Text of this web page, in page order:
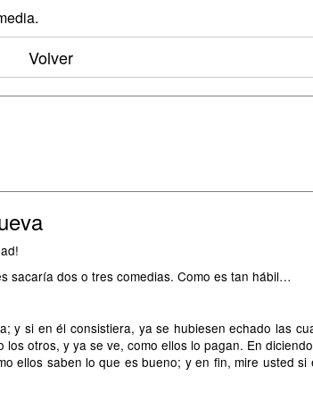
Volver
sacaría dos o tres comedias. Como es tan hábil…
y si en él consistiera, ya se hubiesen echado las
otros, y ya se ve, como ellos lo pagan. En
ellos saben lo que es bueno; y en fin, mire usted